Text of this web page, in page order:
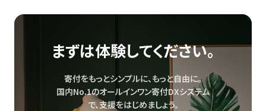
まずは体験してください。
寄付をもっとシンプルに、もっと自由に。
国内No.1のオールインワン寄付DXシステム
で、支援をはじめましょう。